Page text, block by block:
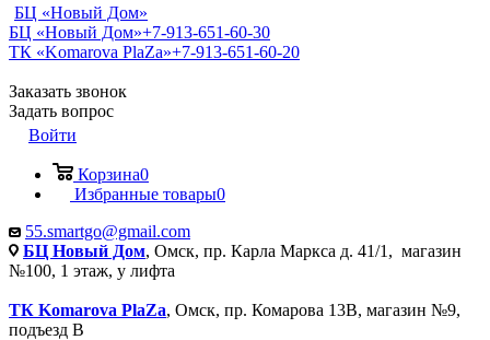
БЦ «Новый Дом»
БЦ «Новый Дом»+7-913-651-60-30
ТК «Komarova PlaZa»+7-913-651-60-20
Заказать звонок
Задать вопрос
Войти
Корзина0
Избранные товары0
55.smartgo@gmail.com
БЦ Новый Дом, Омск, пр. Карла Маркса д. 41/1, магазин
№100, 1 этаж, у лифта
ТК Komarova PlaZa, Омск, пр. Комарова 13В, магазин №9,
подъезд В